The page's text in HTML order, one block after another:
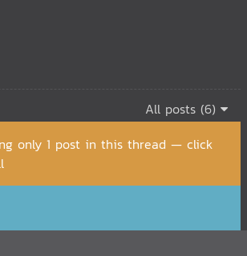
All posts (6)
only 1 post in this thread — click